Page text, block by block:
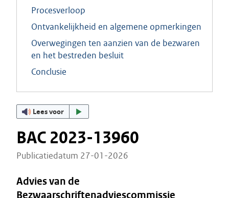
Procesverloop
Ontvankelijkheid en algemene opmerkingen
Overwegingen ten aanzien van de bezwaren
en het bestreden besluit
Conclusie
Lees voor
BAC 2023-13960
Publicatiedatum 27-01-2026
Advies van de
Bezwaarschriftenadviescommissie